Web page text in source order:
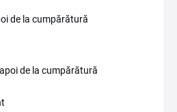
de la cumpărătură
de la cumpărătură